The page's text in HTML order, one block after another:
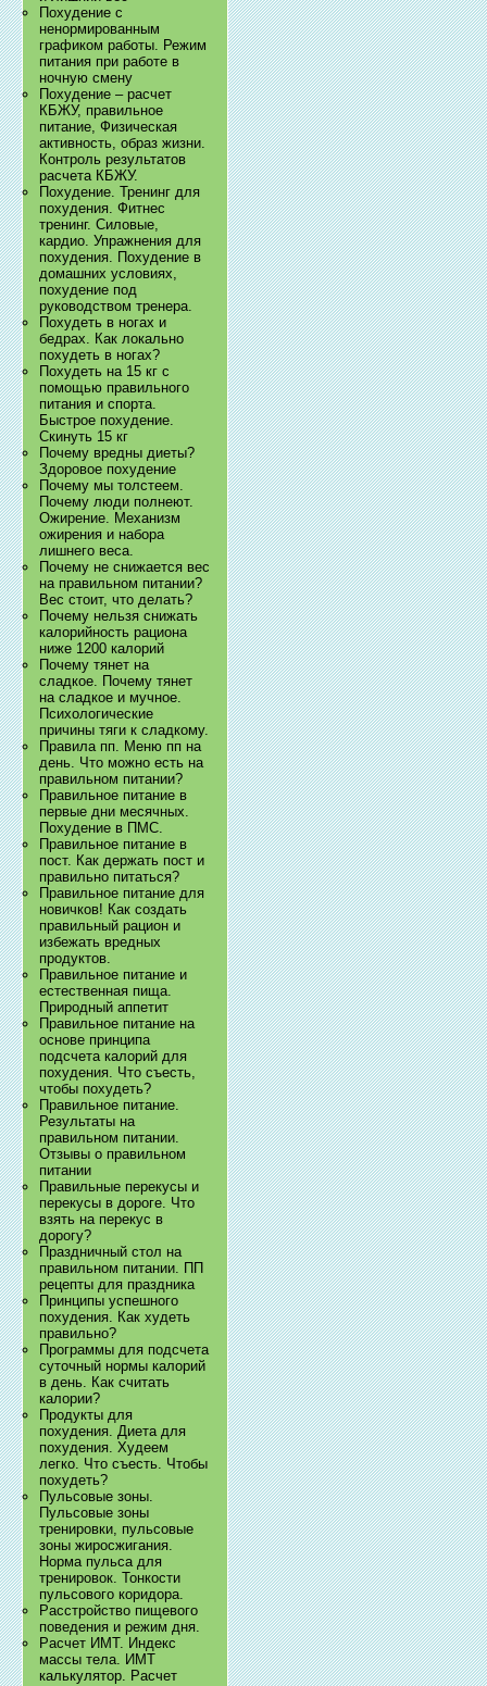
Похудение с
ненормированным
графиком работы. Режим
питания при работе в
ночную смену
Похудение – расчет
КБЖУ, правильное
питание, Физическая
активность, образ жизни.
Контроль результатов
расчета КБЖУ.
Похудение. Тренинг для
похудения. Фитнес
тренинг. Силовые,
кардио. Упражнения для
похудения. Похудение в
домашних условиях,
похудение под
руководством тренера.
Похудеть в ногах и
бедрах. Как локально
похудеть в ногах?
Похудеть на 15 кг с
помощью правильного
питания и спорта.
Быстрое похудение.
Скинуть 15 кг
Почему вредны диеты?
Здоровое похудение
Почему мы толстеем.
Почему люди полнеют.
Ожирение. Механизм
ожирения и набора
лишнего веса.
Почему не снижается вес
на правильном питании?
Вес стоит, что делать?
Почему нельзя снижать
калорийность рациона
ниже 1200 калорий
Почему тянет на
сладкое. Почему тянет
на сладкое и мучное.
Психологические
причины тяги к сладкому.
Правила пп. Меню пп на
день. Что можно есть на
правильном питании?
Правильное питание в
первые дни месячных.
Похудение в ПМС.
Правильное питание в
пост. Как держать пост и
правильно питаться?
Правильное питание для
новичков! Как создать
правильный рацион и
избежать вредных
продуктов.
Правильное питание и
естественная пища.
Природный аппетит
Правильное питание на
основе принципа
подсчета калорий для
похудения. Что съесть,
чтобы похудеть?
Правильное питание.
Результаты на
правильном питании.
Отзывы о правильном
питании
Правильные перекусы и
перекусы в дороге. Что
взять на перекус в
дорогу?
Праздничный стол на
правильном питании. ПП
рецепты для праздника
Принципы успешного
похудения. Как худеть
правильно?
Программы для подсчета
суточный нормы калорий
в день. Как считать
калории?
Продукты для
похудения. Диета для
похудения. Худеем
легко. Что съесть. Чтобы
похудеть?
Пульсовые зоны.
Пульсовые зоны
тренировки, пульсовые
зоны жиросжигания.
Норма пульса для
тренировок. Тонкости
пульсового коридора.
Расстройство пищевого
поведения и режим дня.
Расчет ИМТ. Индекс
массы тела. ИМТ
калькулятор. Расчет